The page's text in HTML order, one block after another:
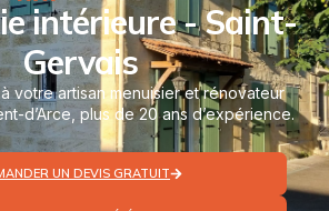
intérieure - Saint-
Gervais
votre artisan menuisier et rénovateur
d’Arce, plus de 20 ans d’expérience.
UN DEVIS GRATUIT